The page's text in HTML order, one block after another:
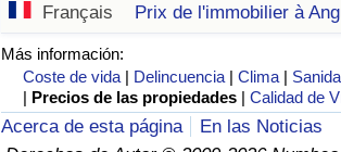
Français
Prix de l'immobilier à
Más información:
Coste de vida | Delincuencia |Clima |
| Precios de las propiedades |Calidad de
Acerca de esta página
En las Noticias